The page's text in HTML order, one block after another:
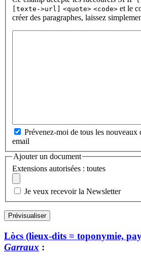
[texte->url]
<quote> <code> et le
créer des paragraphes, laissez
Prévenez-moi de tous les nouveaux
email
Ajouter un document
Extensions autorisées : toutes
Je veux recevoir la Newsletter
Lòcs (lieux-dits = toponymie,
Garraux :